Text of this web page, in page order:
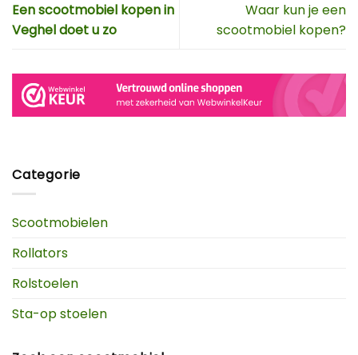
Een scootmobiel kopen in
Veghel doet u zo
Waar kun je een
scootmobiel kopen?
Categorie
Scootmobielen
Rollators
Rolstoelen
Sta-op stoelen